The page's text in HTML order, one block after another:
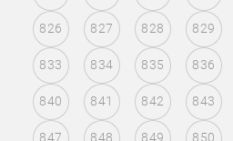
826 827 828 829
833 834 835 836
840 841 842 843
847 848 849 850